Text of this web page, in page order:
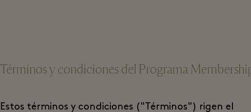
Términos y condiciones del Programa
Estos términos y condiciones ("Términos") rigen el